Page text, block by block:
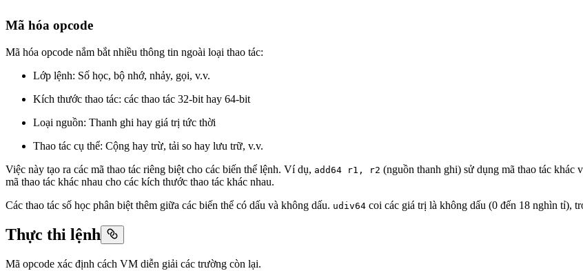
Mã hóa opcode
Mã hóa opcode nắm bắt nhiều thông tin ngoài loại thao tác:
Lớp lệnh: Số học, bộ nhớ, nhảy, gọi, v.v.
Kích thước thao tác: các thao tác 32-bit hay 64-bit
Loại nguồn: Thanh ghi hay giá trị tức thời
Thao tác cụ thể: Cộng hay trừ, tải so hay lưu trữ, v.v.
Việc này tạo ra các mã thao tác riêng biệt cho các biến thể lệnh. Ví dụ, add64 r1, r2 (nguồn thanh ghi) sử dụng mã thao tác khác
mã thao tác khác nhau cho các kích thước thao tác khác nhau.
Các thao tác số học phân biệt thêm giữa các biến thể có dấu và không dấu. udiv64 coi các giá trị là không dấu (0 đến 18 nghìn tỉ),
Thực thi lệnh
Mã opcode xác định cách VM diễn giải các trường còn lại.